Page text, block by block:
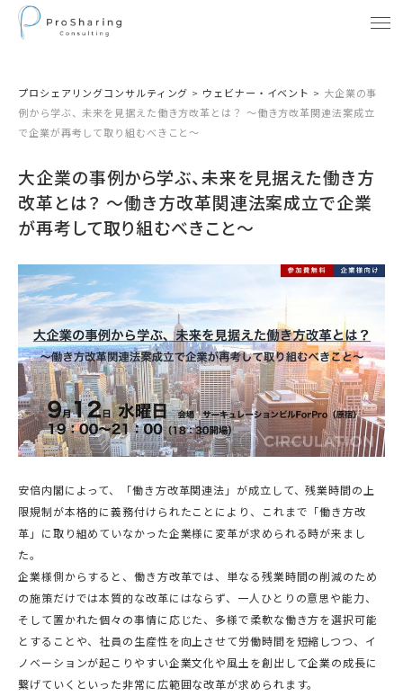
プロシェアリングコンサルティング > ウェビナー・イベント > 大企業の事
例から学ぶ、未来を見据えた働き方改革とは？ 〜働き方改革関連法案成立
で企業が再考して取り組むべきこと〜
大企業の事例から学ぶ、未来を見据えた働き方
改革とは？ 〜働き方改革関連法案成立で企業
が再考して取り組むべきこと〜
安倍内閣によって、「働き方改革関連法」が成立して、残業時間の上
限規制が本格的に義務付けられたことにより、これまで「働き方改
革」に取り組めていなかった企業様に変革が求められる時が来まし
た。
企業様側からすると、働き方改革では、単なる残業時間の削減のため
の施策だけでは本質的な改革にはならず、一人ひとりの意思や能力、
そして置かれた個々の事情に応じた、多様で柔軟な働き方を選択可能
とすることや、社員の生産性を向上させて労働時間を短縮しつつ、イ
ノベーションが起こりやすい企業文化や風土を創出して企業の成長に
繋げていくといった非常に広範囲な改革が求められます。